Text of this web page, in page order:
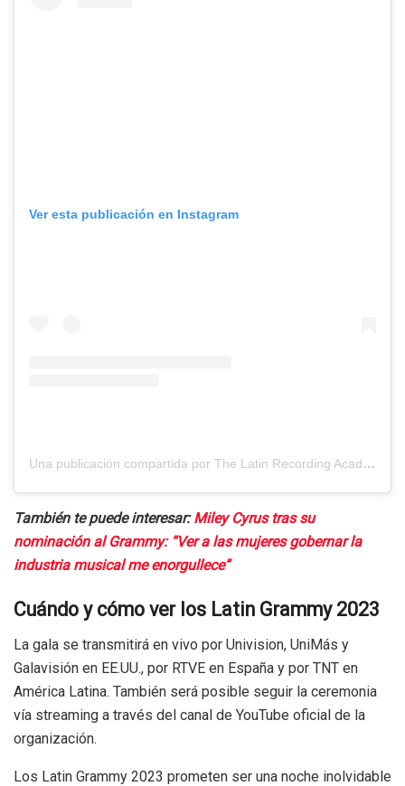
Ver esta publicación en Instagram
Una publicación compartida por The Latin Recording Academy (@latingrammys)
También te puede interesar:Miley Cyrus tras su
nominación al Grammy: “Ver a las mujeres gobernar la
industria musical me enorgullece”
Cuándo y cómo ver los Latin Grammy 2023
La gala se transmitirá en vivo por Univision, UniMás y
Galavisión en EE.UU., por RTVE en España y por TNT en
América Latina. También será posible seguir la ceremonia
vía streaming a través del canal de YouTube oficial de la
organización.
Los Latin Grammy 2023 prometen ser una noche inolvidable